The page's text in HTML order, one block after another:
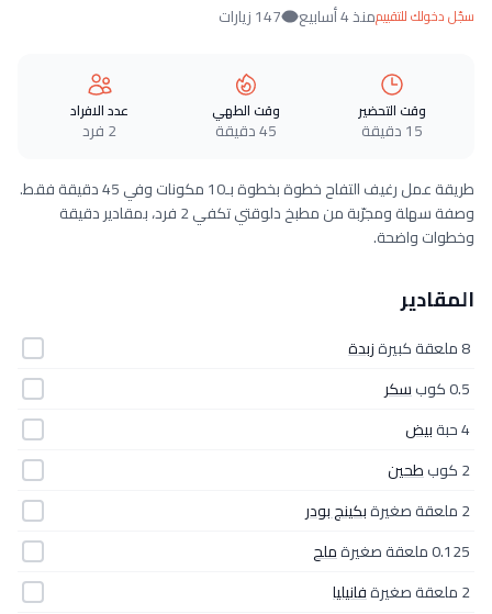
سجّل دخولك للتقييممنذ 4 أسابيع 147 زيارات
وقت التحضير
15 دقيقة
وقت الطهي
45 دقيقة
عدد الافراد
2 فرد
طريقة عمل رغيف التفاح خطوة بخطوة بـ10 مكونات وفي 45 دقيقة فقط.
وصفة سهلة ومجرّبة من مطبخ دلوقتي تكفي 2 فرد، بمقادير دقيقة
وخطوات واضحة.
المقادير
8 ملعقة كبيرة
زبدة
0.5 كوب
سكر
4 حبة
بيض
2 كوب
طحين
2 ملعقة صغيرة
بكينج بودر
0.125 ملعقة صغيرة
ملح
2 ملعقة صغيرة
فانيليا